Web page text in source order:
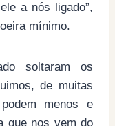
a nós ligado”,
mínimo.
soltaram os
de muitas
menos e
que nos vem do